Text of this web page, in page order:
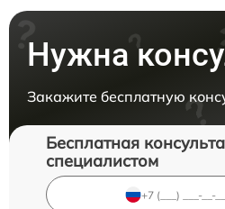
Нужна
Закажите бесплатную
Бесплатная
специалистом